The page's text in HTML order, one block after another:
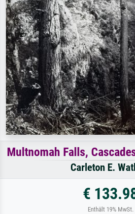
Multnomah Falls,
Carleton E.
€
Enthält 19% MwSt.